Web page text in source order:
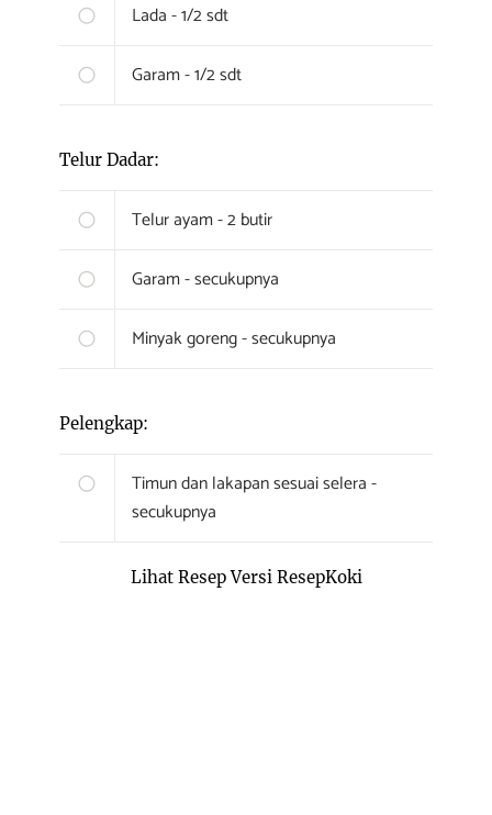
Lada - 1/2 sdt
Garam - 1/2 sdt
Telur Dadar:
Telur ayam - 2 butir
Garam - secukupnya
Minyak goreng - secukupnya
Pelengkap:
Timun dan lakapan sesuai selera -
secukupnya
Lihat Resep Versi ResepKoki